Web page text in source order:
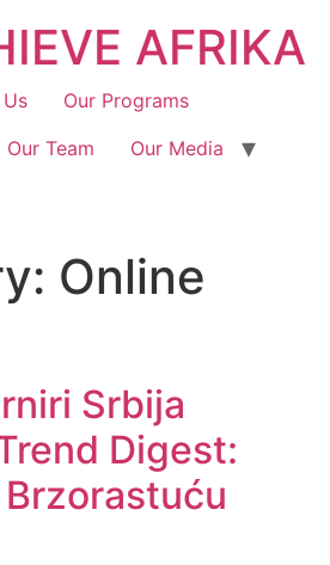
AFRIKA
Our Programs
Our Team
Our Media
Online
Srbija
Digest: